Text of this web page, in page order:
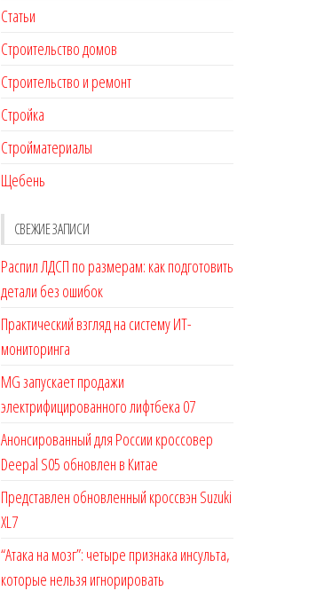
Статьи
Строительство домов
Строительство и ремонт
Стройка
Стройматериалы
Щебень
СВЕЖИЕ ЗАПИСИ
Распил ЛДСП по размерам: как подготовить
детали без ошибок
Практический взгляд на систему ИТ-
мониторинга
MG запускает продажи
электрифицированного лифтбека 07
Анонсированный для России кроссовер
Deepal S05 обновлен в Китае
Представлен обновленный кроссвэн Suzuki
XL7
“Атака на мозг”: четыре признака инсульта,
которые нельзя игнорировать